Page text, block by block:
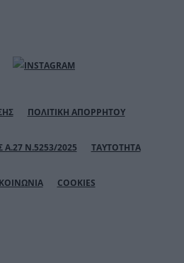
ΠΟΛΙΤΙΚΗ ΑΠΟΡΡΗΤΟΥ
Ν.5253/2025 ΤΑΥΤΟΤΗΤΑ
COOKIES